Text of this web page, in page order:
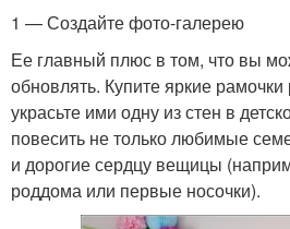
1 — Создайте фото-галерею
Ее главный плюс в том, что вы
обновлять. Купите яркие
украсьте ими одну из стен в
повесить не только любимые
и дорогие сердцу вещицы
роддома или первые носочки).